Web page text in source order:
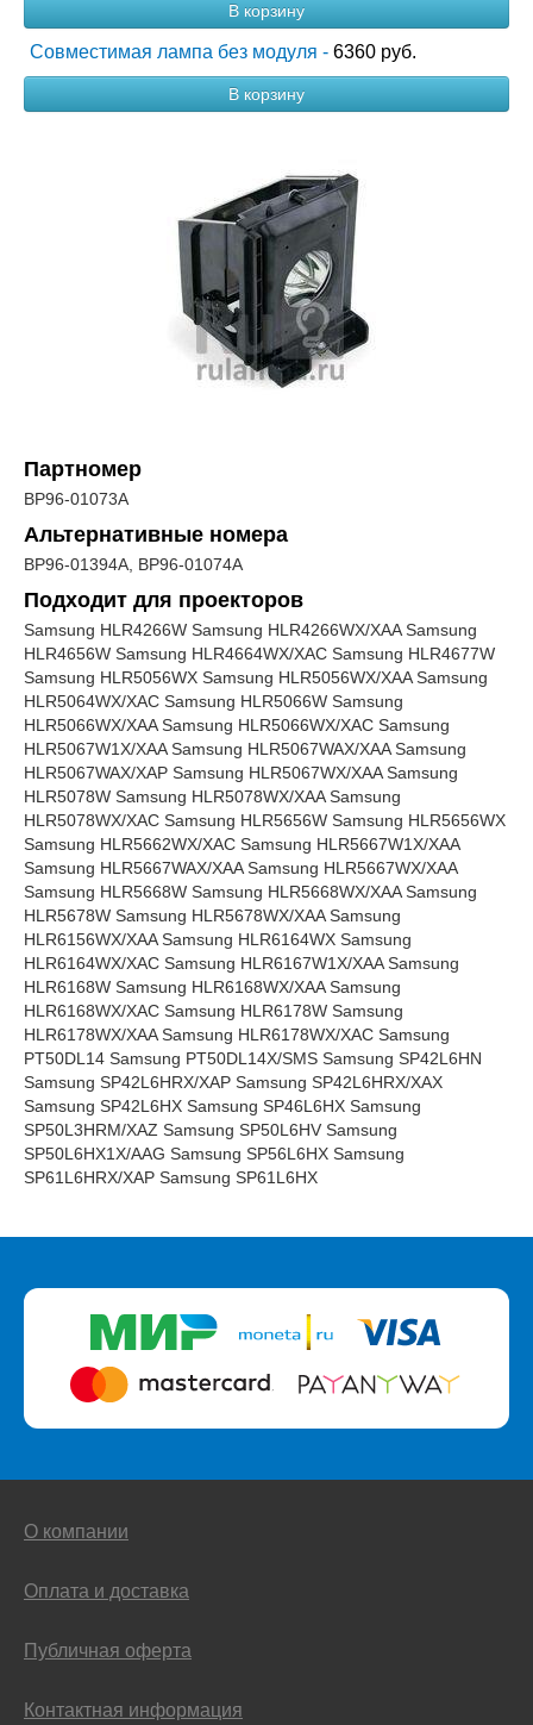
В корзину
Совместимая лампа без модуля - 6360 руб.
В корзину
Партномер
BP96-01073A
Альтернативные номера
BP96-01394A, BP96-01074A
Подходит для проекторов
Samsung HLR4266W Samsung HLR4266WX/XAA Samsung
HLR4656W Samsung HLR4664WX/XAC Samsung HLR4677W
Samsung HLR5056WX Samsung HLR5056WX/XAA Samsung
HLR5064WX/XAC Samsung HLR5066W Samsung
HLR5066WX/XAA Samsung HLR5066WX/XAC Samsung
HLR5067W1X/XAA Samsung HLR5067WAX/XAA Samsung
HLR5067WAX/XAP Samsung HLR5067WX/XAA Samsung
HLR5078W Samsung HLR5078WX/XAA Samsung
HLR5078WX/XAC Samsung HLR5656W Samsung HLR5656WX
Samsung HLR5662WX/XAC Samsung HLR5667W1X/XAA
Samsung HLR5667WAX/XAA Samsung HLR5667WX/XAA
Samsung HLR5668W Samsung HLR5668WX/XAA Samsung
HLR5678W Samsung HLR5678WX/XAA Samsung
HLR6156WX/XAA Samsung HLR6164WX Samsung
HLR6164WX/XAC Samsung HLR6167W1X/XAA Samsung
HLR6168W Samsung HLR6168WX/XAA Samsung
HLR6168WX/XAC Samsung HLR6178W Samsung
HLR6178WX/XAA Samsung HLR6178WX/XAC Samsung
PT50DL14 Samsung PT50DL14X/SMS Samsung SP42L6HN
Samsung SP42L6HRX/XAP Samsung SP42L6HRX/XAX
Samsung SP42L6HX Samsung SP46L6HX Samsung
SP50L3HRM/XAZ Samsung SP50L6HV Samsung
SP50L6HX1X/AAG Samsung SP56L6HX Samsung
SP61L6HRX/XAP Samsung SP61L6HX
О компании
Оплата и доставка
Публичная оферта
Контактная информация